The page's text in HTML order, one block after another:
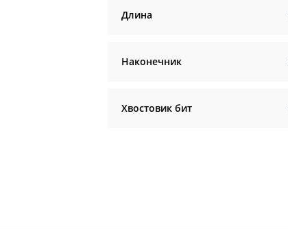
Длина
Наконечник
Хвостовик бит